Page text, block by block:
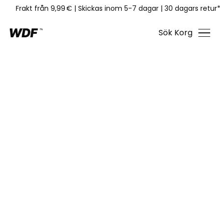
Frakt från 9,99 € | Skickas inom 5-7 dagar | 30 dagars retur*
Sök Korg